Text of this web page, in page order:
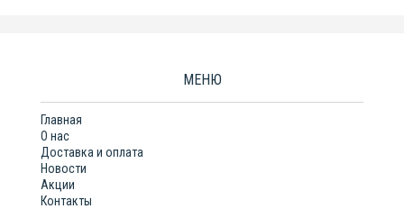
МЕНЮ
Главная
О нас
Доставка и оплата
Новости
Акции
Контакты